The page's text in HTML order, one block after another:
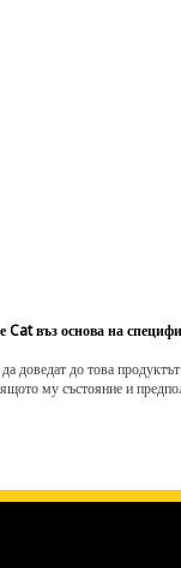
Cat въз основа на
до това
му състояние и